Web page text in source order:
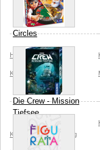
Circles
Huch! Thomas Sing
Kinetic
Die Crew - Mission
Tiefsee
Kosmos Thomas Sing